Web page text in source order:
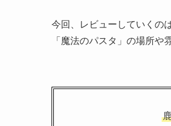
今回、レビューしていくの
「魔法のパスタ」の場所や